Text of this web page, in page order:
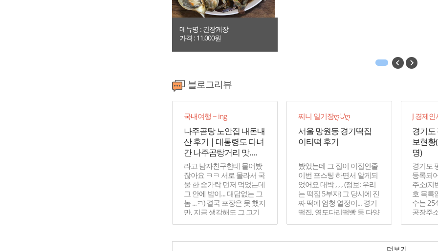
메뉴명 : 간장게장
가격 : 11,000원
블로그리뷰
국내여행 ~ ing
나주곰탕 노안집 내돈내
산 후기 | 대통령도 다녀
간 나주곰탕거리 맛....
라고 남자친구한테 물어봤
잖아요 ㅋㅋ 서로 몰라서 국
물 한 숟가락 먼저 먹었는데
그 안에 밥이... 대답없는 그
놈 ...ㅋ) 결국 포장은 못 했지
만, 지금 생각해도 그 고기
찌니 일기장ღ'ᴗ'ღ
서울 망원동 경기떡집
이티떡 후기
봤었는데 그 집이 이집인줄
이번 포스팅 하면서 알게되
었어요 대박 , , , (정보: 우리
는 떡집 5부자) 그 당시에 진
짜 떡에 엄청 열정이... 경기
떡집, 영도다리떡빵 등 다양
J 경제
경기도
보현황
명)
경기도
등록되
주소(지
호 목록
수는
공장주
더보기